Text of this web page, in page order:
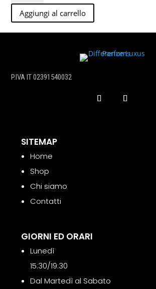
quantità
Aggiungi al carrello
P.IVA IT 02391540032
SITEMAP
Home
Shop
Chi siamo
Contatti
GIORNI ED ORARI
Lunedì
15:30/19:30
Dal Martedì al Sabato